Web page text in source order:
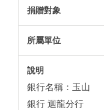
銀行名稱：玉山
銀行 迴龍分行